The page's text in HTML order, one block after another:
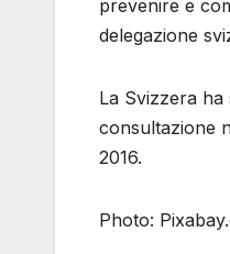
prevenire e
delegazione
La Svizzera ha
consultazione
2016.
Photo: